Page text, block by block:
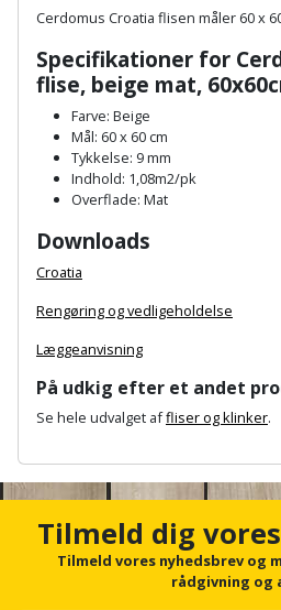
Søm
Sternbeklædning
tagplader
Terrassebrædder
Terrasseopklodsning
Tråd
byggeri
Træ
Vinduer
Økse
Oliekande
Palleløfter
Polsøger
Profilsaks
Reb
og
snor
Renseservietter
og
wipes
Sækkelukker
Saks
tilbehør
Høvl
Industristøvsuger
Kantfræser
Kantlimer
Kantlimertilbehør
geringssav
Klammepistol
Klippeværktøj
Kombokit
Havetilbehør
Hegn
Højbede
Højtaler
Hylder
Jagt
og
fritid
Jul
Klæbesøm
Køkkenudstyr
Cerdomus Croatia flisen måler 60 x
Specifikationer for
flise, beige mat,
Farve: Beige
Mål: 60 x 60 cm
Tykkelse: 9 mm
Indhold: 1,08m2/pk
Overflade: Mat
Downloads
Croatia
Rengøring og vedligeholdelse
Læggeanvisning
På udkig efter et andet
Se hele udvalget affliser og klinker.
c
Tilmeld dig
Tilmeld vores nyhedsbrev og
rådgivning og